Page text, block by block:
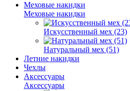
Меховые накидки
Меховые накидки
Искусственный мех (23)
Натуральный мех (51)
Летние накидки
Чехлы
Аксессуары
Аксессуары